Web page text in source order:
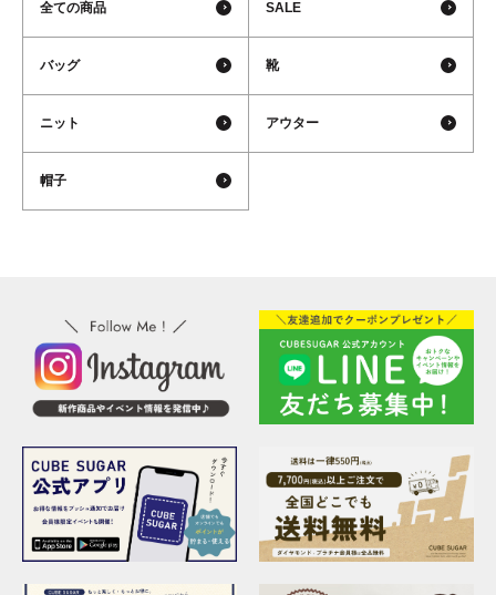
全ての商品 SALE
バッグ 靴
ニット アウター
帽子